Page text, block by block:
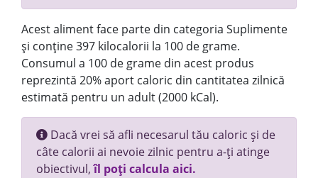
Acest aliment face parte din categoria Suplimente
și conține 397 kilocalorii la 100 de grame.
Consumul a 100 de grame din acest produs
reprezintă 20% aport caloric din cantitatea zilnică
estimată pentru un adult (2000 kCal).
Dacă vrei să afli necesarul tău caloric și de
câte calorii ai nevoie zilnic pentru a-ți atinge
obiectivul,îl poți calcula aici.